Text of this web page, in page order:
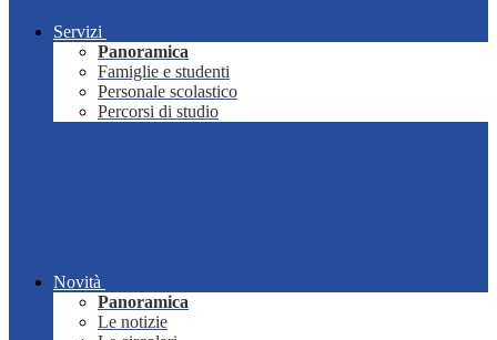
Servizi
Panoramica
Famiglie e studenti
Personale scolastico
Percorsi di studio
Novità
Panoramica
Le notizie